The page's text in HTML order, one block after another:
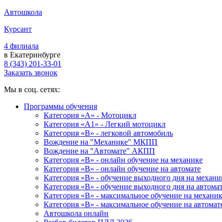
Автошкола
Курсант
4 филиала
в Екатеринбурге
8 (343) 201-33-01
Заказать звонок
Мы в соц. сетях:
Программы обучения
Категория «А» - Мотоцикл
Категория «A1» - Легкий мотоцикл
Категория «B» - легковой автомобиль
Вождение на "Механике" МКПП
Вождение на "Автомате" АКПП
Категория «B» - онлайн обучение на механике
Категория «B» - онлайн обучение на автомате
Категория «B» - обучение выходного дня на
Категория «B» - обучение выходного дня на
Категория «B» - максимальное обучение на
Категория «B» - максимальное обучение на
Автошкола онлайн